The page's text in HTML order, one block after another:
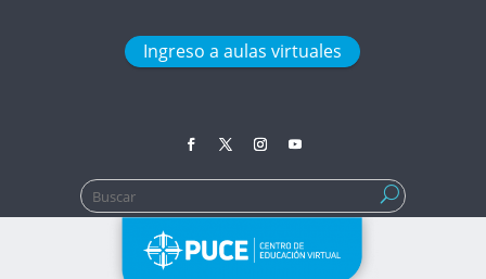
Ingreso a aulas virtuales
Buscar: